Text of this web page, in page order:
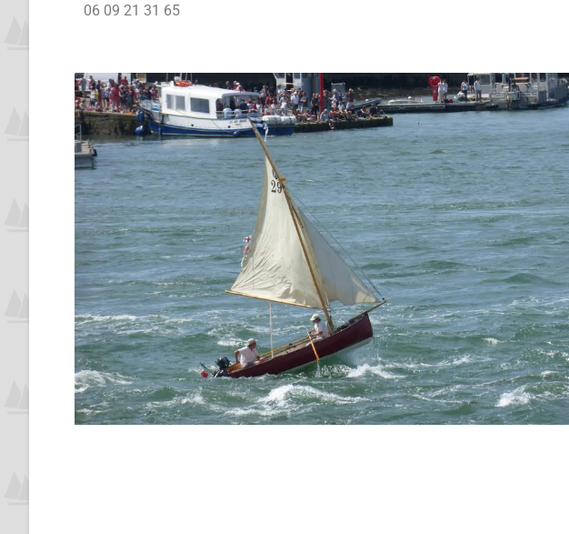
06 09 21 31 65